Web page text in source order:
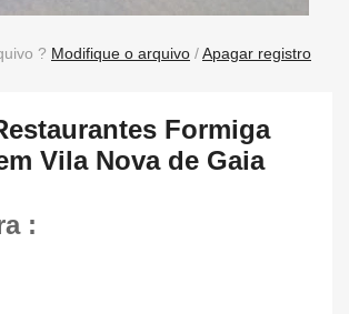
? Modifique o arquivo /Apagar registro
Formiga
Vila Nova de Gaia
: